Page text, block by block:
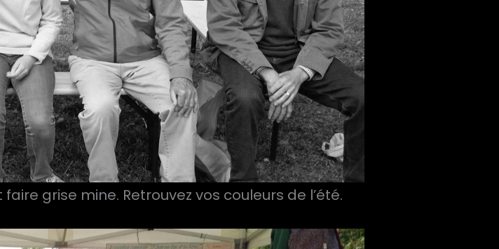
grise mine. Retrouvez vos couleurs de l’été.